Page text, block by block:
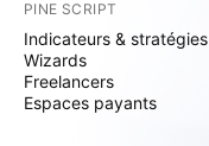
PINE SCRIPT
Indicateurs & stratégies
Wizards
Freelancers
Espaces payants